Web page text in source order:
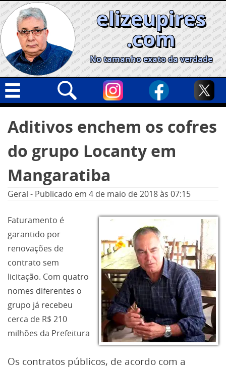
Skip
to
content
elizeupires
.com
No tamanho exato da verdade
Geral
Cidades
Política
Informe especial
por:
Aditivos enchem os cofres
do grupo Locanty em
Mangaratiba
Geral - Publicado em 4 de maio de 2018às 07:15
Faturamento é
garantido por
renovações de
contrato sem
licitação. Com quatro
nomes diferentes o
grupo já recebeu
cerca de R$ 210
milhões da Prefeitura
Os contratos públicos, de acordo com a